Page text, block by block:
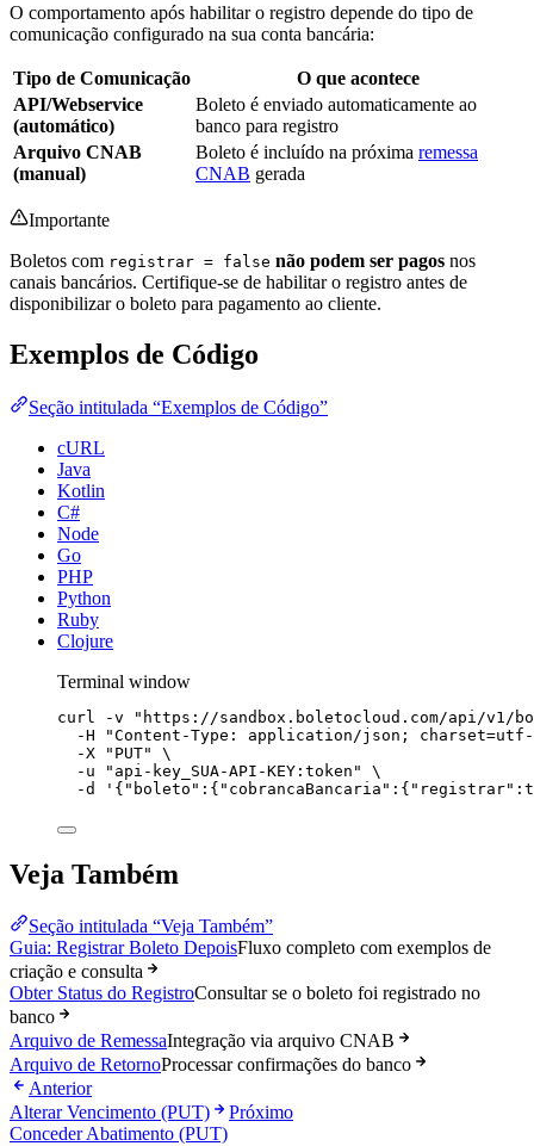
O comportamento após habilitar o registro depende do tipo de
comunicação configurado na sua conta bancária:
Tipo de Comunicação
O que acontece
API/Webservice
(automático)
Boleto é enviado automaticamente ao
banco para registro
Arquivo CNAB
(manual)
Boleto é incluído na próxima remessa
CNAB gerada
Importante
Boletos com registrar = false não podem ser pagos nos
canais bancários. Certifique-se de habilitar o registro antes de
disponibilizar o boleto para pagamento ao cliente.
Exemplos de Código
Seção intitulada “Exemplos de Código”
cURL
Java
Kotlin
C#
Node
Go
PHP
Python
Ruby
Clojure
Terminal window
curl -v " https://sandbox.boletocloud.com/api/v1/
-H
"Content-Type: application/json;
-X
" PUT"
\
-u
" api-key_SUA-API-KEY:token "
\
-d
'
Veja Também
Seção intitulada “Veja Também”
Guia: Registrar Boleto DepoisFluxo completo com exemplos de
criação e consulta
Obter Status do RegistroConsultar se o boleto foi registrado no
banco
Arquivo de RemessaIntegração via arquivo CNAB
Arquivo de RetornoProcessar confirmações do banco
Anterior
Alterar Vencimento (PUT)
Próximo
Conceder Abatimento (PUT)